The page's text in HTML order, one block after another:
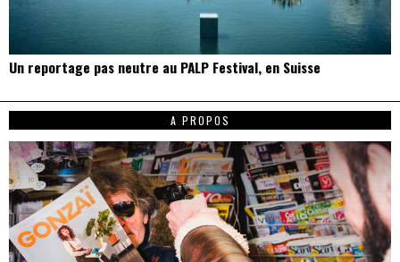
Un reportage pas neutre au PALP Festival, en Suisse
A PROPOS